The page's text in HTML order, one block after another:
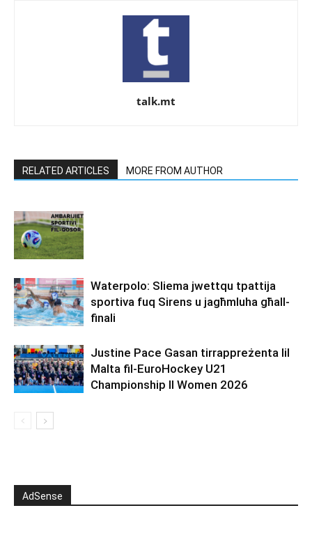
talk.mt
RELATED ARTICLES MORE FROM AUTHOR
Waterpolo: Sliema jwettqu tpattija
sportiva fuq Sirens u jagħmluha għall-
finali
Justine Pace Gasan tirrappreżenta lil
Malta fil-EuroHockey U21
Championship II Women 2026
AdSense